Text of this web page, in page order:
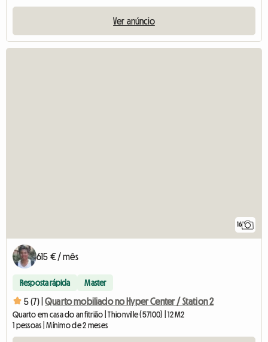
Ver anúncio
16
615 € / mês
Resposta rápida Master
5 (7) | Quarto mobiliado no Hyper Center / Station 2
Quarto em casa do anfitrião | Thionville (57100) | 12 M2
1 pessoas | Mínimo de 2 meses